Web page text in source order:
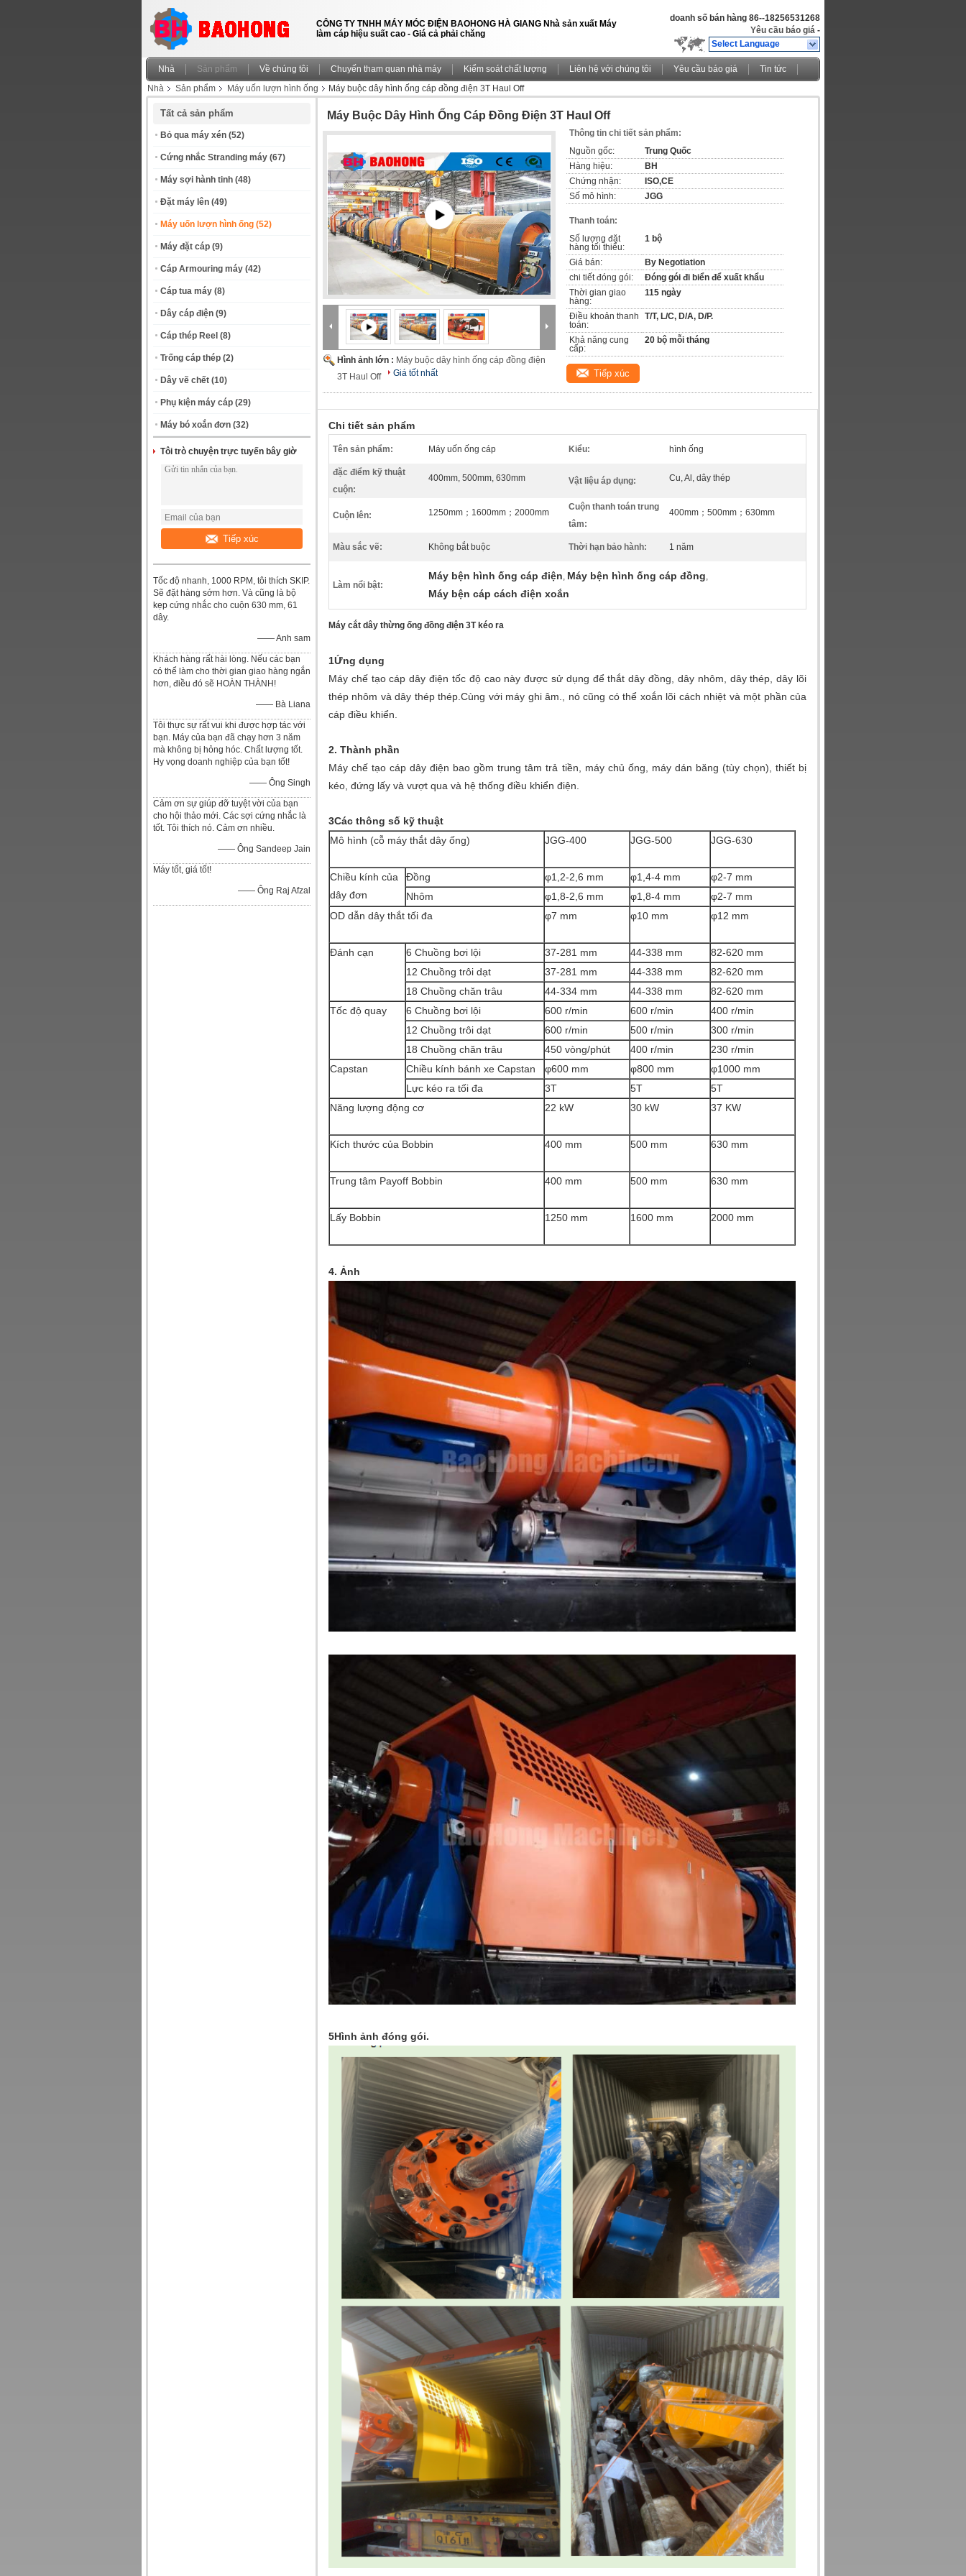
CÔNG TY TNHH MÁY MÓC ĐIỆN BAOHONG HÀ GIANG Nhà sản xuất Máy
làm cáp hiệu suất cao - Giá cả phải chăng
doanh số bán hàng 86--18256531268
Yêu cầu báo giá -
Select Language
Nhà Sản phẩm Về chúng tôi Chuyến tham quan nhà máy Kiểm soát chất lượng Liên hệ với chúng tôi Yêu cầu báo giá
Tin tức
Nhà
Sản phẩm Máy uốn lượn hình ống Máy buộc dây hình ống cáp đồng điện 3T Haul Off
Tất cả sản phẩm
Bỏ qua máy xén (52)
Cứng nhắc Stranding máy (67)
Máy sợi hành tinh (48)
Đặt máy lên (49)
Máy uốn lượn hình ống (52)
Máy đặt cáp (9)
Cáp Armouring máy (42)
Cáp tua máy (8)
Dây cáp điện (9)
Cáp thép Reel (8)
Trống cáp thép (2)
Dây vẽ chết (10)
Phụ kiện máy cáp (29)
Máy bó xoắn đơn (32)
Tôi trò chuyện trực tuyến bây giờ
Tiếp xúc
Tốc độ nhanh, 1000 RPM, tôi thích SKIP.
Sẽ đặt hàng sớm hơn. Và cũng là bộ
kẹp cứng nhắc cho cuộn 630 mm, 61
dây.
—— Anh sam
Khách hàng rất hài lòng. Nếu các bạn
có thể làm cho thời gian giao hàng ngắn
hơn, điều đó sẽ HOÀN THÀNH!
—— Bà Liana
Tôi thực sự rất vui khi được hợp tác với
bạn. Máy của bạn đã chạy hơn 3 năm
mà không bị hỏng hóc. Chất lượng tốt.
Hy vọng doanh nghiệp của bạn tốt!
—— Ông Singh
Cảm ơn sự giúp đỡ tuyệt vời của bạn
cho hội thảo mới. Các sợi cứng nhắc là
tốt. Tôi thích nó. Cảm ơn nhiều.
—— Ông Sandeep Jain
Máy tốt, giá tốt!
—— Ông Raj Afzal
Máy Buộc Dây Hình Ống Cáp Đồng Điện 3T Haul Off
Hình ảnh lớn : Máy buộc dây hình ống cáp đồng điện
3T Haul Off
Giá tốt nhất
Thông tin chi tiết sản phẩm:
Nguồn gốc:
Trung Quốc
Hàng hiệu:
BH
Chứng nhận:
ISO,CE
Số mô hình:
JGG
Thanh toán:
Số lượng đặt
hàng tối thiểu:
1 bộ
Giá bán:
By Negotiation
chi tiết đóng gói:
Đóng gói đi biển để xuất khẩu
Thời gian giao
hàng:
115 ngày
Điều khoản thanh
toán:
T/T, L/C, D/A, D/P.
Khả năng cung
cấp:
20 bộ mỗi tháng
Tiếp xúc
Chi tiết sản phẩm
Tên sản phẩm: Máy uốn ống cáp Kiểu: hình ống
đặc điểm kỹ thuật
cuộn:
400mm, 500mm, 630mm Vật liệu áp dụng: Cu, Al, dây thép
Cuộn lên: 1250mm；1600mm；2000mm
Cuộn thanh toán trung
tâm:
400mm；500mm；630mm
Màu sắc vẽ: Không bắt buộc Thời hạn bảo hành: 1 năm
Làm nổi bật:
Máy bện hình ống cáp điện, Máy bện hình ống cáp đồng,
Máy bện cáp cách điện xoắn
Máy cắt dây thừng ống đồng điện 3T kéo ra
1Ứng dụng
Máy chế tạo cáp dây điện tốc độ cao này được sử dụng để thắt dây đồng, dây nhôm, dây thép, dây lõi
thép nhôm và dây thép thép.Cùng với máy ghi âm., nó cũng có thể xoắn lõi cách nhiệt và một phần của
cáp điều khiển.
2. Thành phần
Máy chế tạo cáp dây điện bao gồm trung tâm trả tiền, máy chủ ống, máy dán băng (tùy chọn), thiết bị
kéo, đứng lấy và vượt qua và hệ thống điều khiển điện.
3Các thông số kỹ thuật
Mô hình (cỗ máy thắt dây ống)
JGG-400 JGG-500 JGG-630
Chiều kính của
dây đơn
Đồng φ1,2-2,6 mm φ1,4-4 mm
φ2-7 mm
Nhôm
φ1,8-2,6 mm φ1,8-4 mm
φ2-7 mm
OD dẫn dây thắt tối đa
φ7 mm φ10 mm φ12 mm
Đánh cạn 6 Chuồng bơi lội 37-281 mm 44-338 mm
82-620 mm
12 Chuồng trôi dạt
37-281 mm 44-338 mm
82-620 mm
18 Chuồng chăn trâu
44-334 mm 44-338 mm
82-620 mm
Tốc độ quay
6 Chuồng bơi lội 600 r/min 600 r/min
400 r/min
12 Chuồng trôi dạt
600 r/min 500 r/min
300 r/min
18 Chuồng chăn trâu
450 vòng/phút 400 r/min
230 r/min
Capstan
Chiều kính bánh xe Capstan φ600 mm φ800 mm
φ1000 mm
Lực kéo ra tối đa
3T 5T
5T
Năng lượng động cơ
22 kW 30 kW 37 KW
Kích thước của Bobbin 400 mm 500 mm 630 mm
Trung tâm Payoff Bobbin 400 mm 500 mm 630 mm
Lấy Bobbin 1250 mm 1600 mm 2000 mm
4. Ảnh
5Hình ảnh đóng gói.